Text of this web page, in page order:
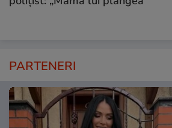
PARTENERI